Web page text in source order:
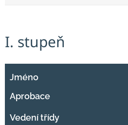
I. stupeň
Jméno
Aprobace
Vedení třídy